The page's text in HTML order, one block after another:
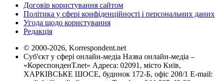
Договір користування сайтом
Політика у сфері конфіденційності і персональних даних
Угода щодо користування
Редакція
© 2000-2026, Korrespondent.net
Суб'єкт у сфері онлайн-медіа Назва онлайн-медіа –
«КореспонденТ.net» Адреса: 02091, місто Київ,
ХАРКІВСЬКЕ ШОСЕ, будинок 172-Б, офіс 208/1 E-mail: